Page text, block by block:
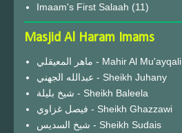
Imaam's First Salaah (11)
Masjid Al Haram Imams
ماهر المعيقلي - Mahir Al Mu'ayqali
عبدالله الجهني - Sheikh Juhany
شيخ بليلة - Sheikh Baleela
فيصل غزاوي - Sheikh Ghazzawi
شيخ السديس - Sheikh Sudais